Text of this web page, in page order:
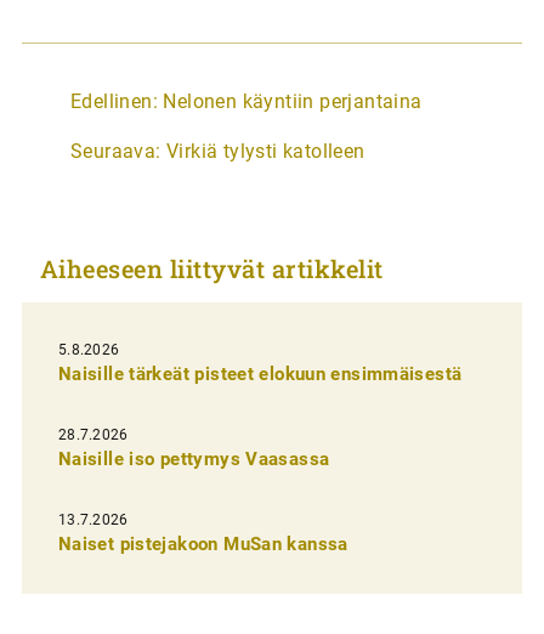
A
t
k
e
l
i
e
n
e
Edellinen: Nelonen käyntiin perjantaina
Seuraava: Virkiä tylysti katolleen
Aiheeseen liittyvät artikkelit
5.8.2026
Naisille tärkeät pisteet elokuun ensimmäisestä
28.7.2026
Naisille iso pettymys Vaasassa
13.7.2026
Naiset pistejakoon MuSan kanssa